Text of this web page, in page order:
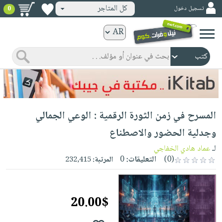
ورقية
المواضيع
صدر
حديثاً
الأكثر
مبيعاً
جوائز
شحن
مخفض
عروض
خاصة
صفحات
مشوقة
كتب
الكترونية
الرئيسية
صدر
حديثاً
الأكثر
مبيعاً
كتب
مجانية
صوتية
الصفحة
الرئيسية
masmu3
بلا
حدود
أطفال
وناشئة
الصفحةوسائل
تسجيل دخول كل المتاجر 0
المسرح في زمن الثورة الرقمية : الوعي الجمالي
وجدلية الحضور والاصطناع
لـعماد هادي الخفاجي
(0)
التعليقات:0 المرتبة:232,415
20.00$